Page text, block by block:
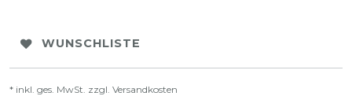
WUNSCHLISTE
* inkl. ges. MwSt. zzgl. Versandkosten